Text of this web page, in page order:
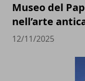
Museo del
nell’arte
12/11/2025